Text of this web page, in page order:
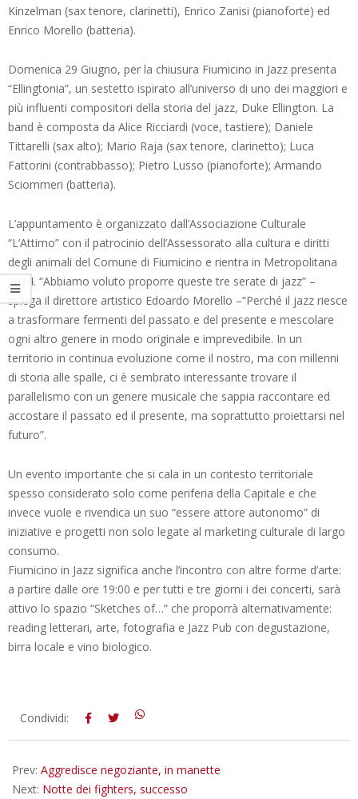
Kinzelman (sax tenore, clarinetti), Enrico Zanisi (pianoforte) ed
Enrico Morello (batteria).
Domenica 29 Giugno, per la chiusura Fiumicino in Jazz presenta
“Ellingtonia”, un sestetto ispirato all’universo di uno dei maggiori e
più influenti compositori della storia del jazz, Duke Ellington. La
band è composta da Alice Ricciardi (voce, tastiere); Daniele
Tittarelli (sax alto); Mario Raja (sax tenore, clarinetto); Luca
Fattorini (contrabbasso); Pietro Lusso (pianoforte); Armando
Sciommeri (batteria).
L’appuntamento è organizzato dall’Associazione Culturale
“L’Attimo” con il patrocinio dell’Assessorato alla cultura e diritti
degli animali del Comune di Fiumicino e rientra in Metropolitana
2014. “Abbiamo voluto proporre queste tre serate di jazz” –
spiega il direttore artistico Edoardo Morello –“Perché il jazz riesce
a trasformare fermenti del passato e del presente e mescolare
ogni altro genere in modo originale e imprevedibile. In un
territorio in continua evoluzione come il nostro, ma con millenni
di storia alle spalle, ci è sembrato interessante trovare il
parallelismo con un genere musicale che sappia raccontare ed
accostare il passato ed il presente, ma soprattutto proiettarsi nel
futuro”.
Un evento importante che si cala in un contesto territoriale
spesso considerato solo come periferia della Capitale e che
invece vuole e rivendica un suo “essere attore autonomo” di
iniziative e progetti non solo legate al marketing culturale di largo
consumo.
Fiumicino in Jazz significa anche l’incontro con altre forme d’arte:
a partire dalle ore 19:00 e per tutti e tre giorni i dei concerti, sarà
attivo lo spazio “Sketches of…” che proporrà alternativamente:
reading letterari, arte, fotografia e Jazz Pub con degustazione,
birra locale e vino biologico.
2014-
Condividi:
Prev: Aggredisce negoziante, in manette
Next: Notte dei fighters, successo